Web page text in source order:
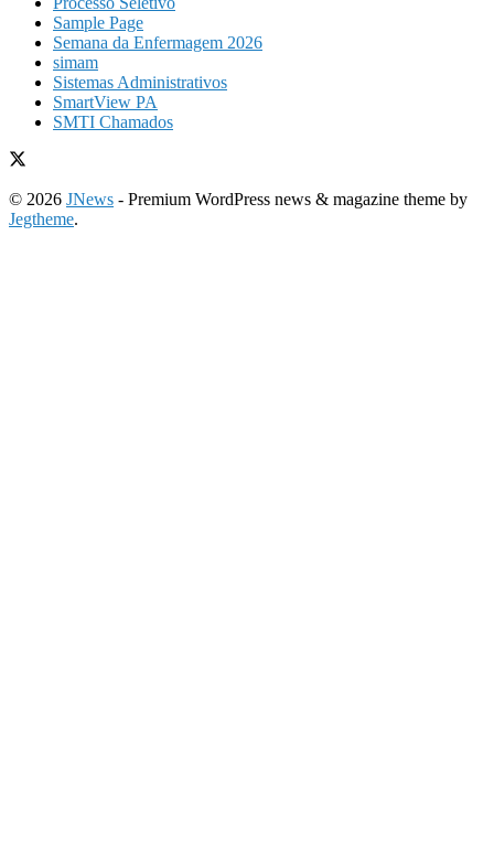
Sample Page
Semana da Enfermagem 2026
simam
Sistemas Administrativos
SmartView PA
SMTI Chamados
© 2026 JNews - Premium WordPress news & magazine theme by
Jegtheme.